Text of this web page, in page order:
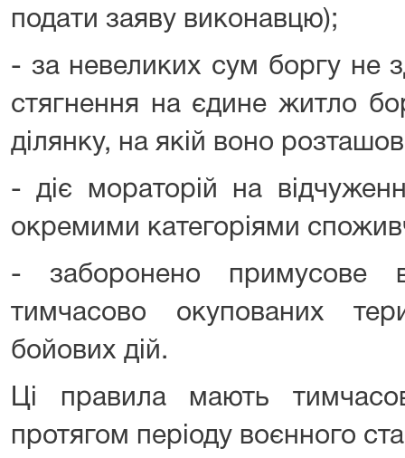
подати заяву виконавцю);
- за невеликих сум боргу не
стягнення на єдине житло
ділянку, на якій воно
- діє мораторій на
окремими категоріями
- заборонено примусове
тимчасово окупованих
бойових дій.
Ці правила мають
протягом періоду воєнного